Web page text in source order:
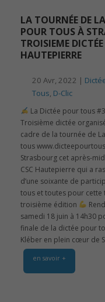
LA TOURNÉE DE
POUR TOUS À
TROISIEME
HAUTEPIERRE
20 Avr, 2022 |
Tous, D-Clic
La Dictée pour tous
Troisième dictée
cadre de la tournée de
tous
Strasbourg cet après-
CSC Hautepierre qui a
d’une soixante de
tous et toutes pour cette
troisième édition
samedi 18 juin à 14h30
finale de la dictée pour
Kléber en plein cœur de
en savoir +